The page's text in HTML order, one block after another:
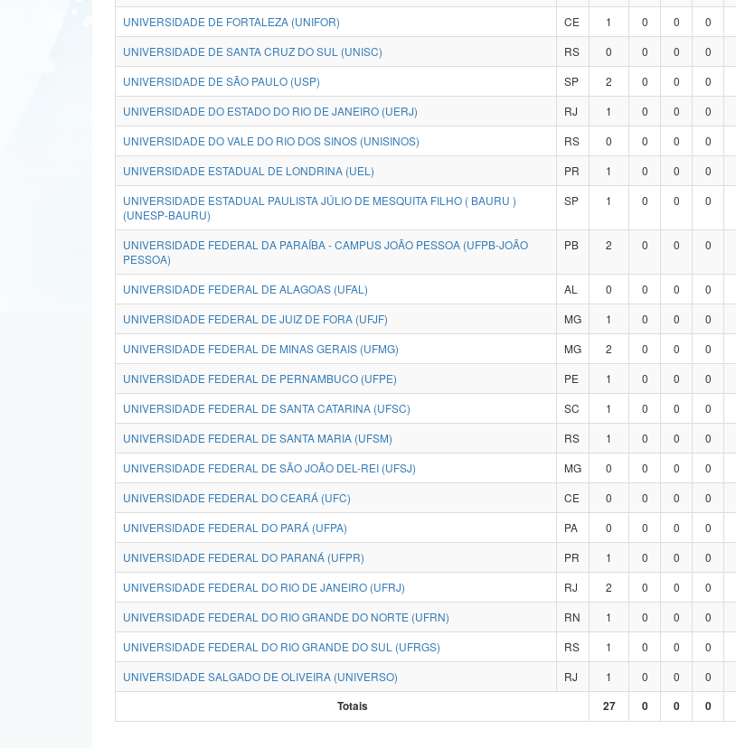
UNIVERSIDADE DE FORTALEZA (UNIFOR)
CE 1 0 0 0
UNIVERSIDADE DE SANTA CRUZ DO SUL (UNISC)
RS 0 0 0 0
UNIVERSIDADE DE SÃO PAULO (USP)
SP 2 0 0 0
UNIVERSIDADE DO ESTADO DO RIO DE JANEIRO (UERJ)
RJ 1 0 0 0
UNIVERSIDADE DO VALE DO RIO DOS SINOS (UNISINOS)
RS 0 0 0 0
UNIVERSIDADE ESTADUAL DE LONDRINA (UEL)
PR 1 0 0 0
UNIVERSIDADE ESTADUAL PAULISTA JÚLIO DE MESQUITA FILHO ( BAURU )
(UNESP-BAURU)
SP 1 0 0 0
UNIVERSIDADE FEDERAL DA PARAÍBA - CAMPUS JOÃO PESSOA (UFPB-JOÃO
PESSOA)
PB 2 0 0 0
UNIVERSIDADE FEDERAL DE ALAGOAS (UFAL) AL 0 0 0 0
UNIVERSIDADE FEDERAL DE JUIZ DE FORA (UFJF)
MG 1 0 0 0
UNIVERSIDADE FEDERAL DE MINAS GERAIS (UFMG)
MG 2 0 0 0
UNIVERSIDADE FEDERAL DE PERNAMBUCO (UFPE)
PE 1 0 0 0
UNIVERSIDADE FEDERAL DE SANTA CATARINA (UFSC)
SC 1 0 0 0
UNIVERSIDADE FEDERAL DE SANTA MARIA (UFSM)
RS 1 0 0 0
UNIVERSIDADE FEDERAL DE SÃO JOÃO DEL-REI (UFSJ)
MG 0 0 0 0
UNIVERSIDADE FEDERAL DO CEARÁ (UFC)
CE 0 0 0 0
UNIVERSIDADE FEDERAL DO PARÁ (UFPA)
PA 0 0 0 0
UNIVERSIDADE FEDERAL DO PARANÁ (UFPR)
PR 1 0 0 0
UNIVERSIDADE FEDERAL DO RIO DE JANEIRO (UFRJ)
RJ 2 0 0 0
UNIVERSIDADE FEDERAL DO RIO GRANDE DO NORTE (UFRN)
RN 1 0 0 0
UNIVERSIDADE FEDERAL DO RIO GRANDE DO SUL (UFRGS)
RS 1 0 0 0
UNIVERSIDADE SALGADO DE OLIVEIRA (UNIVERSO)
RJ 1 0 0 0
Totais
27 0 0 0